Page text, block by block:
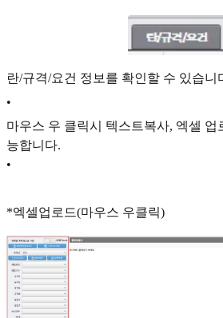
란/규격/요건 정보를 확인할 수 있습니
•
마우스 우 클릭시 텍스트복사, 엑셀 업
능합니다.
•
*엑셀업로드(마우스 우클릭)